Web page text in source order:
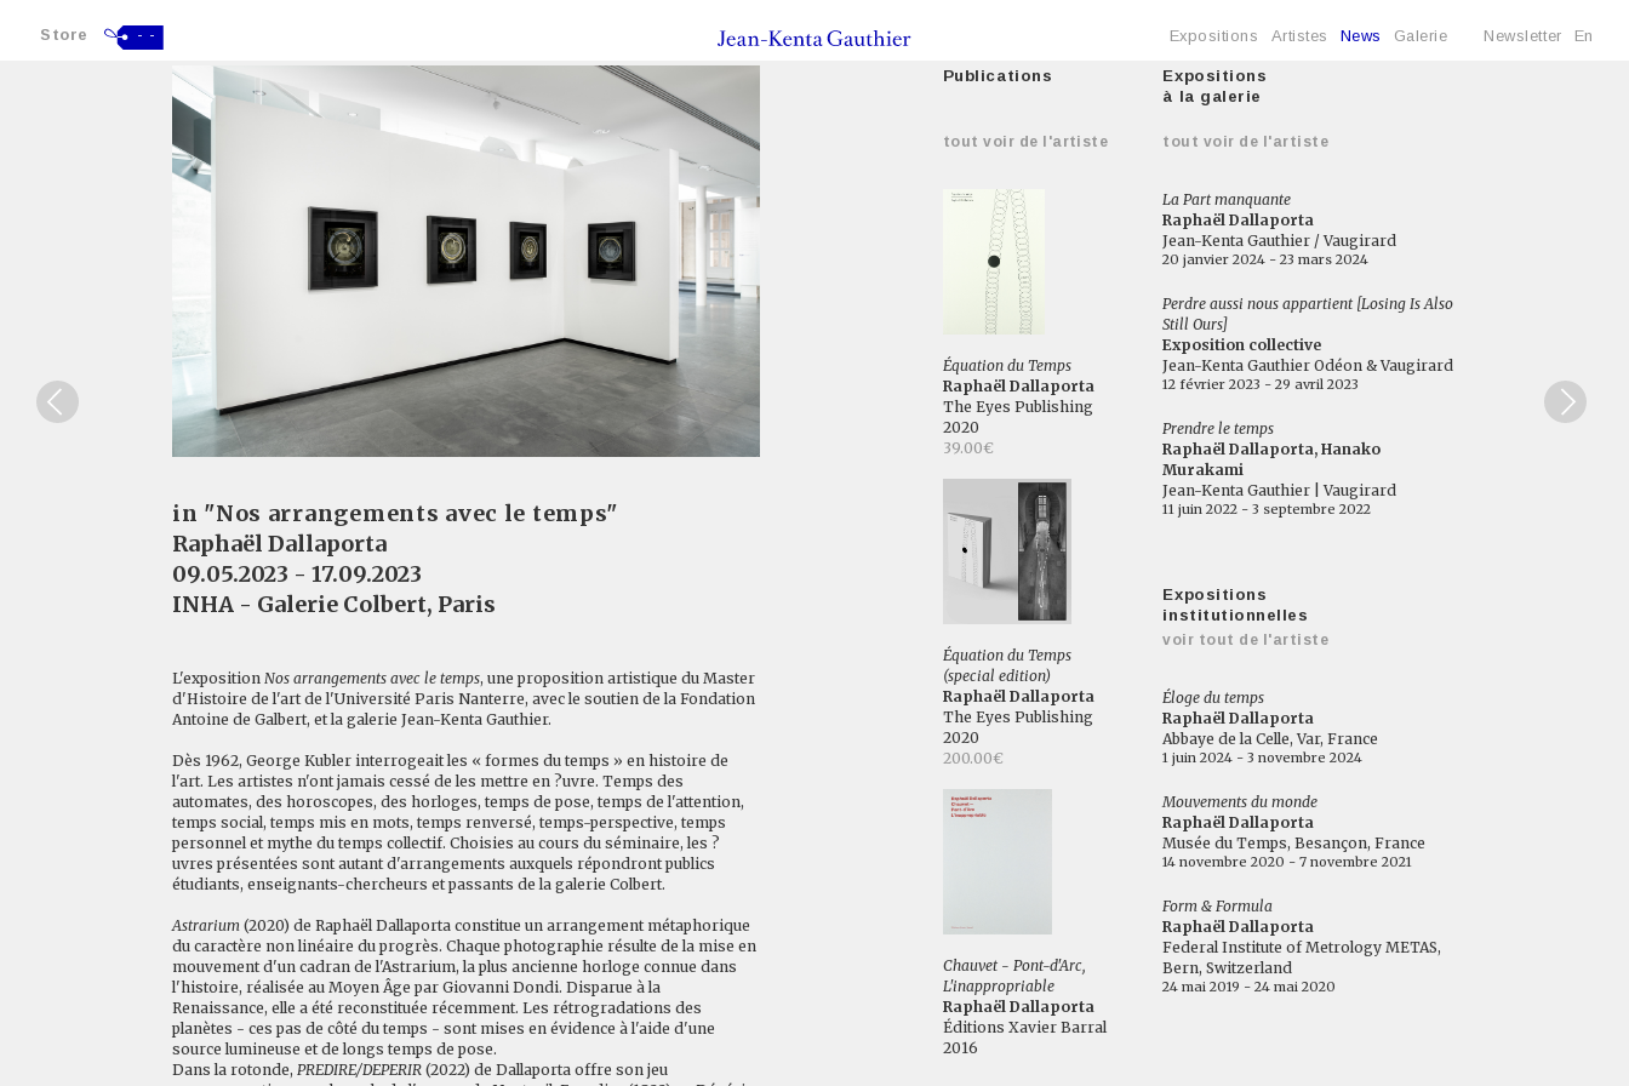
Store - - Expositions Artistes News Galerie Newsletter En
in "Nos arrangements avec le temps"
Raphaël Dallaporta
09.05.2023 - 17.09.2023
INHA - Galerie Colbert, Paris
L'exposition Nos arrangements avec le temps, une proposition artistique du Master
d'Histoire de l'art de l'Université Paris Nanterre, avec le soutien de la Fondation
Antoine de Galbert, et la galerie Jean-Kenta Gauthier.
Dès 1962, George Kubler interrogeait les « formes du temps » en histoire de
l'art. Les artistes n'ont jamais cessé de les mettre en ?uvre. Temps des
automates, des horoscopes, des horloges, temps de pose, temps de l'attention,
temps social, temps mis en mots, temps renversé, temps-perspective, temps
personnel et mythe du temps collectif. Choisies au cours du séminaire, les ?
uvres présentées sont autant d'arrangements auxquels répondront publics
étudiants, enseignants-chercheurs et passants de la galerie Colbert.
Astrarium (2020) de Raphaël Dallaporta constitue un arrangement métaphorique
du caractère non linéaire du progrès. Chaque photographie résulte de la mise en
mouvement d'un cadran de l'Astrarium, la plus ancienne horloge connue dans
l'histoire, réalisée au Moyen Âge par Giovanni Dondi. Disparue à la
Renaissance, elle a été reconstituée récemment. Les rétrogradations des
planètes - ces pas de côté du temps - sont mises en évidence à l'aide d'une
source lumineuse et de longs temps de pose.
Dans la rotonde, PREDIRE/DEPERIR (2022) de Dallaporta offre son jeu
Publications
tout voir de l'artiste
Équation du Temps
Raphaël Dallaporta
The Eyes Publishing
2020
39.00€
Équation du Temps
(special edition)
Raphaël Dallaporta
The Eyes Publishing
2020
200.00€
Chauvet - Pont-d'Arc,
L'inappropriable
Raphaël Dallaporta
Éditions Xavier Barral
2016
Expositions
à la galerie
tout voir de l'artiste
La Part manquante
Raphaël Dallaporta
Jean-Kenta Gauthier / Vaugirard
20 janvier 2024 - 23 mars 2024
Perdre aussi nous appartient [Losing Is Also
Still Ours]
Exposition collective
Jean-Kenta Gauthier Odéon & Vaugirard
12 février 2023 - 29 avril 2023
Prendre le temps
Raphaël Dallaporta, Hanako
Murakami
Jean-Kenta Gauthier | Vaugirard
11 juin 2022 - 3 septembre 2022
Expositions
institutionnelles
voir tout de l'artiste
Éloge du temps
Raphaël Dallaporta
Abbaye de la Celle, Var, France
1 juin 2024 - 3 novembre 2024
Mouvements du monde
Raphaël Dallaporta
Musée du Temps, Besançon, France
14 novembre 2020 - 7 novembre 2021
Form & Formula
Raphaël Dallaporta
Federal Institute of Metrology METAS,
Bern, Switzerland
24 mai 2019 - 24 mai 2020